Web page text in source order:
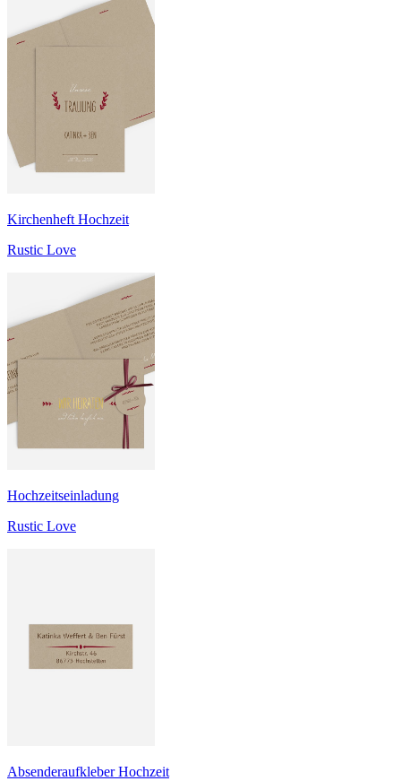
Kirchenheft Hochzeit
Rustic Love
Hochzeitseinladung
Rustic Love
Absenderaufkleber Hochzeit